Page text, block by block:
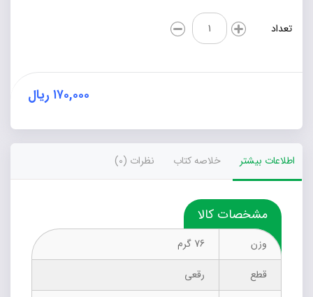
تعداد
جایگاه
زن
سیاوش
۱۷۰,۰۰۰ ریال
اطلاعات بیشتر خلاصه کتاب نظرات (0)
مشخصات کالا
وزن
76 گرم
قطع
رقعی